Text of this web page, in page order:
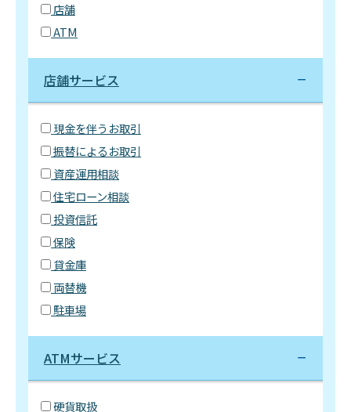
店舗
ATM
店舗サービス
現金を伴うお取引
振替によるお取引
資産運用相談
住宅ローン相談
投資信託
保険
貸金庫
両替機
駐車場
ATMサービス
硬貨取扱